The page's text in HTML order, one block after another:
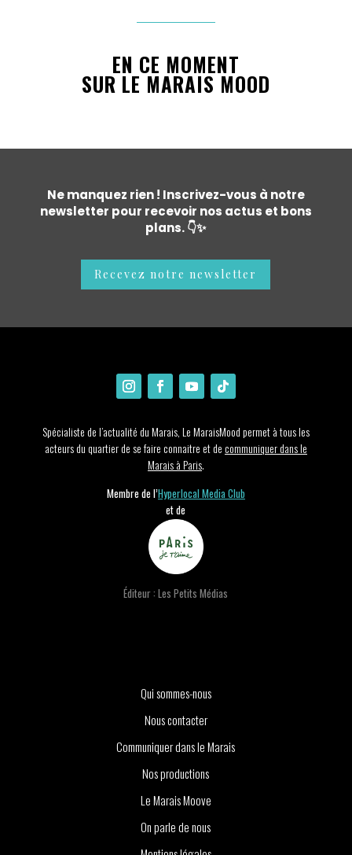
EN CE MOMENT
SUR LE MARAIS MOOD
Ne manquez rien ! Inscrivez-vous à notre
newsletter pour recevoir nos actus et bons
plans. 👇✨
Recevez notre newsletter
Spécialiste de l’actualité du Marais, Le MaraisMood permet à tous les
acteurs du quartier de se faire connaitre et decommuniquer dans le
Marais à Paris.
Membre de l’Hyperlocal Media Club
et de
Éditeur : Les Petits Médias
Qui sommes-nous
Nous contacter
Communiquer dans le Marais
Nos productions
Le Marais Moove
On parle de nous